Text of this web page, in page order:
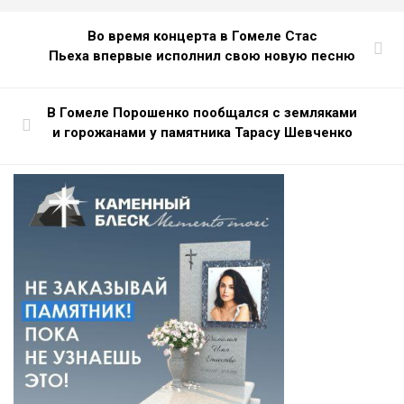
Во время концерта в Гомеле Стас
Пьеха впервые исполнил свою новую песню
В Гомеле Порошенко пообщался с земляками
и горожанами у памятника Тарасу Шевченко